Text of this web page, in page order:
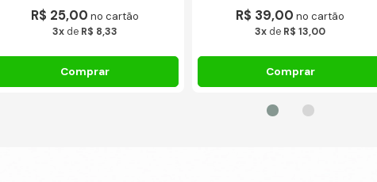
R$ 25,00 no cartão
3x de R$ 8,33
R$ 39,00 no cartão
3x de R$ 13,00